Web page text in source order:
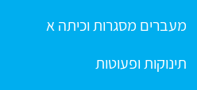
מעברים מסגרות וכיתה א
תינוקות ופעוטות